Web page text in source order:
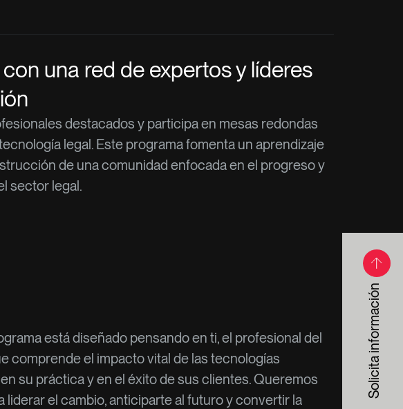
Solicita información
una red de expertos y líderes
destacados y participa en mesas redondas
legal. Este programa fomenta un aprendizaje
de una comunidad enfocada en el progreso y
sector legal.
está diseñado pensando en ti, el profesional del
comprende el impacto vital de las tecnologías
su práctica y en el éxito de sus clientes. Queremos
liderar el cambio, anticiparte al futuro y convertir la